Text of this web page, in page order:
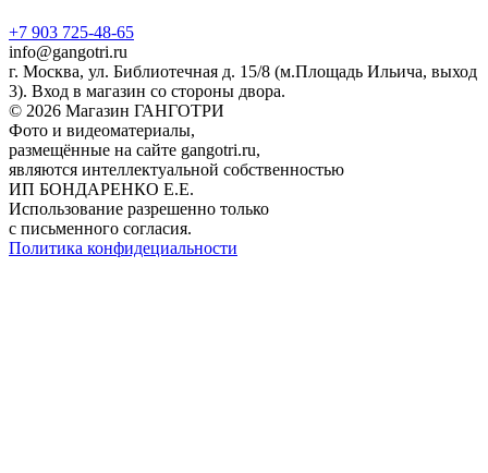
+7 903 725-48-65
info@gangotri.ru
г. Москва, ул. Библиотечная д. 15/8 (м.Площадь Ильича, выход
3). Вход в магазин со стороны двора.
© 2026 Магазин ГАНГОТРИ
Фото и видеоматериалы,
размещённые на сайте gangotri.ru,
являются интеллектуальной собственностью
ИП БОНДАРЕНКО Е.Е.
Использование разрешенно только
с письменного согласия.
Политика конфидециальности